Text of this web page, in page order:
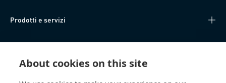
About cookies on this site
Prodotti e servizi
Knowledge Hub